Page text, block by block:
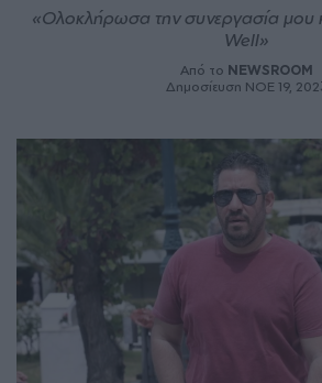
«Ολοκλήρωσα την συνεργασία μου
Well»
Από το NEWSROOM
Δημοσίευση ΝΟE 19,